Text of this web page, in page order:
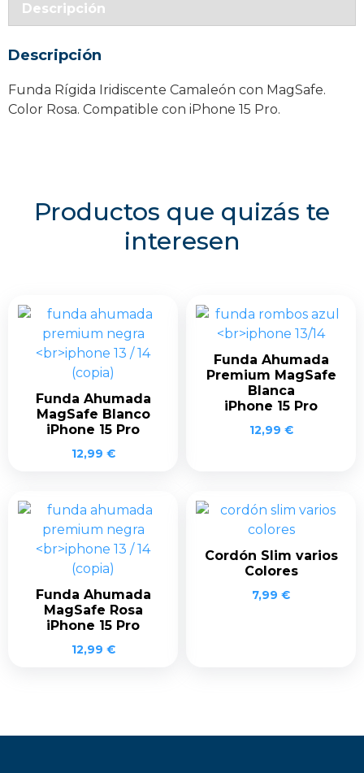
iPhone
cantidad
Descripción
Descripción
Funda Rígida Iridiscente Camaleón con MagSafe.
Color Rosa. Compatible con iPhone 15 Pro.
Productos que quizás te
interesen
Funda Ahumada
MagSafe Blanco
iPhone 15 Pro
12,99 €
Funda Ahumada
Premium MagSafe
Blanca
iPhone 15 Pro
12,99 €
Funda Ahumada
MagSafe Rosa
iPhone 15 Pro
12,99 €
Cordón Slim varios
Colores
7,99 €